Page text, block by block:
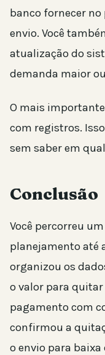
banco fornecer
envio. Você
atualização do
demanda maior
O mais
com registros.
sem saber em
Conclusão
Você percorreu
planejamento até
organizou os
o valor para
pagamento com
confirmou a
o envio para baixa